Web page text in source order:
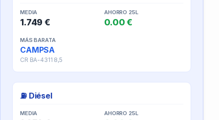
MEDIA
1.749 €
AHORRO 25L
0.00 €
MÁS BARATA
CAMPSA
CR BA-4311 8,5
⛽ Diésel
MEDIA AHORRO 25L